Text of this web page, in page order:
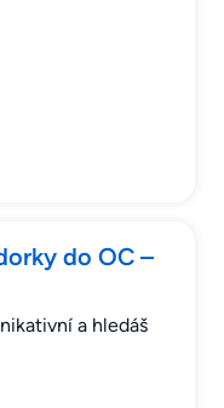
do OC –
a hledáš